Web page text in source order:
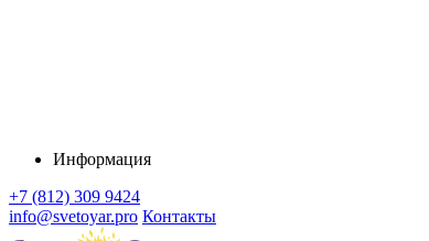
Информация
+7 (812) 309 9424
info@svetoyar.pro Контакты